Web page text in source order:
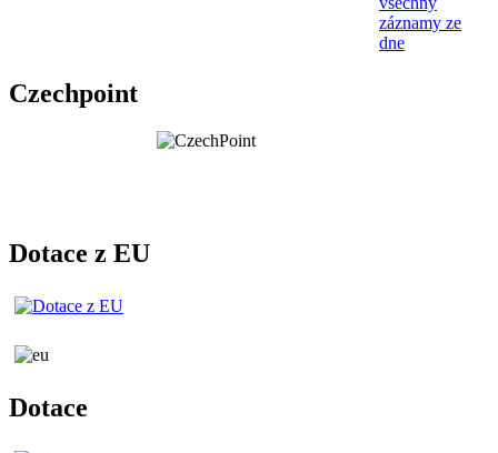
záznamy ze
dne
Czechpoint
Dotace z EU
Dotace